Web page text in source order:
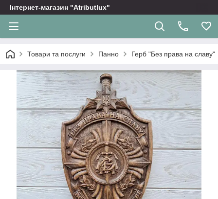
Інтернет-магазин "Atributlux"
Товари та послуги Панно Герб "Без права на славу"